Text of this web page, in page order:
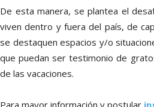
De esta manera, se plantea el
viven dentro y fuera del país, de
se destaquen espacios y/o
que puedan ser testimonio de
de las vacaciones.
Para mayor información y postular